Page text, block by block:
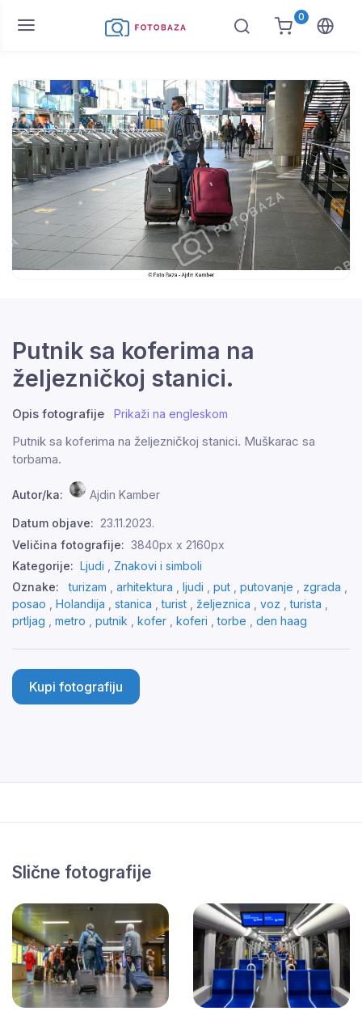
0
Putnik sa koferima na
željezničkoj stanici.
Opis fotografije Prikaži na engleskom
Putnik sa koferima na željezničkoj stanici. Muškarac sa
torbama.
Autor/ka: Ajdin Kamber
Datum objave: 23.11.2023.
Veličina fotografije: 3840px x 2160px
Kategorije: Ljudi , Znakovi i simboli
Oznake:
turizam arhitektura ljudi put putovanje zgrada
posao
Holandija stanica ,turist željeznica voz ,turista
prtljag
metro putnik kofer koferi ,torbe den haag
Kupi fotografiju
Slične fotografije